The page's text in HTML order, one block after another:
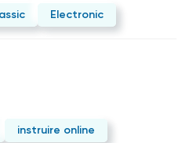
Electronic
instruire online